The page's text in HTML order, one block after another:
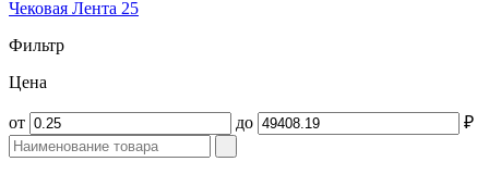
Чековая Лента 25
Фильтр
Цена
от до ₽